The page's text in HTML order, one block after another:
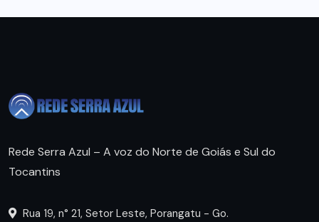
Rede Serra Azul – A voz do Norte de Goiás e Sul do
Tocantins
Rua 19, n° 21, Setor Leste, Porangatu - Go.